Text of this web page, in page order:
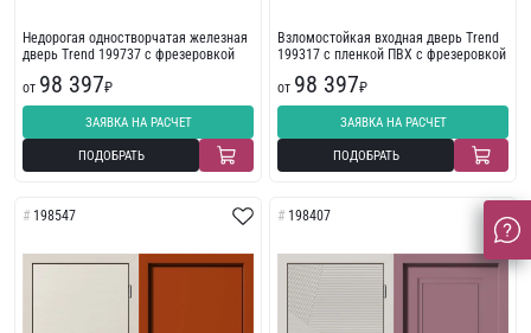
Недорогая одностворчатая железная
дверь Trend 199737 с фрезеровкой
от 98 397₽
ЗАЯВКА НА РАСЧЕТ
ПОДОБРАТЬ
Взломостойкая входная дверь Trend
199317 с пленкой ПВХ с фрезеровкой
от 98 397₽
ЗАЯВКА НА РАСЧЕТ
ПОДОБРАТЬ
198547 198407